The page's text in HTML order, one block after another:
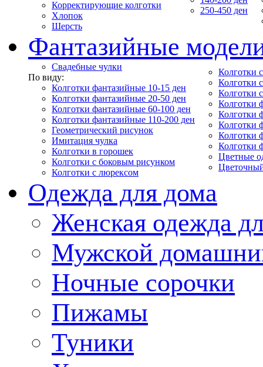
Корректирующие колготки
Хлопок
Шерсть
250-450 ден
Фантазийные
Свадебные чулки
По виду:
Колготки фантазийные 10-15 ден
Колготки фантазийные 20-50 ден
Колготки фантазийные 60-100 ден
Колготки фантазийные 110-200 ден
Геометрический рисунок
Имитация чулка
Колготки в горошек
Колготки с боковым рисунком
Колготки с люрексом
Колготки
Колготки
Колготки
Колготки
Колготки
Колготки
Колготки
Колготки
Цветные
Одежда для дома
Женская одежда
Мужской
Ночные сорочки
Пижамы
Туники